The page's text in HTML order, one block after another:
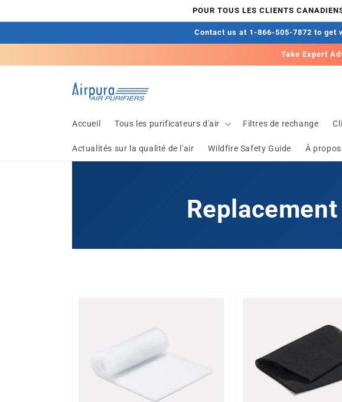
au
POUR TOUS LES CLIENTS
Contact us at 1-866-505-7872 to
Take Expert
Accueil Tous les purificateurs d'air Filtres de rechange
Actualités sur la qualité de l'air Wildfire Safety Guide À